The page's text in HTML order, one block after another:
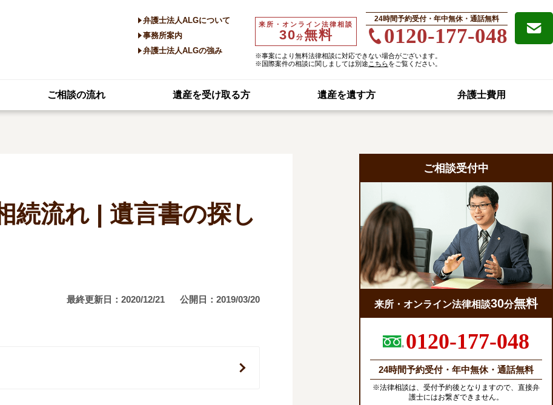
来所・オンライン法律相談
30分無料
24時間予約受付・年中無休・通話無料
0120-177-048
※事案により無料法律相談に対応できない場合がございます。
※国際案件の相談に関しましては別途 こちらをご覧ください。
弁護士法人ALGについて
事務所案内
弁護士法人ALGの強み
ご相談の流れ 遺産を受け取る方 遺産を遺す方 弁護士費用
続流れ | 遺言書の探し
最終更新日：2020/12/21 公開日：2019/03/20
ご相談受付中
来所・オンライン法律相談30分無料
0120-177-048
24時間予約受付・年中無休・通話無料
※法律相談は、受付予約後となりますので、直接弁
護士にはお繋ぎできません。